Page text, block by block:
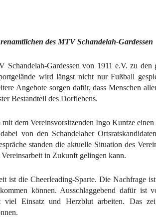
des MTV Schandelah-Gardessen
Gardessen von 1911 e.V. zu den
wird längst nicht nur Fußball
Angebote sorgen dafür, dass Menschen
Bestandteil des Dorflebens.
dem Vereinsvorsitzenden Ingo Kuntze
von den Schandelaher
standen die aktuelle Situation des
in Zukunft gelingen kann.
ist die Cheerleading-Sparte. Die Nachfrage
können. Ausschlaggebend dafür ist
viel Einsatz und Herzblut arbeiten. Das